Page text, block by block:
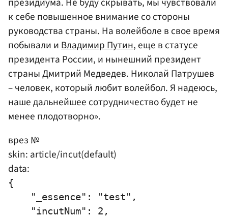
к себе повышенное внимание со стороны
руководства страны. На волейболе в свое время
побывали иВладимир Путин, еще в статусе
президента России, и нынешний президент
страны Дмитрий Медведев. Николай Патрушев
– человек, который любит волейбол. Я надеюсь,
наше дальнейшее сотрудничество будет не
менее плодотворно».
врез №
skin: article/incut(default)
data:
{
    "_essence": "test",
    "incutNum": 2,